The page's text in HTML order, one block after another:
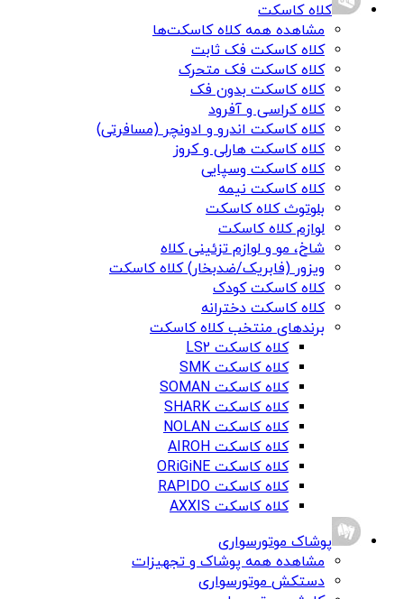
کلاه کاسکت
مشاهده همه کلاه کاسکت‌ها
کلاه کاسکت فک ثابت
کلاه کاسکت فک متحرک
کلاه کاسکت بدون فک
کلاه کراسی و آفرود
کلاه کاسکت اندرو و ادونچر (مسافرتی)
کلاه کاسکت هارلی و کروز
کلاه کاسکت وسپایی
کلاه کاسکت نیمه
بلوتوث کلاه کاسکت
لوازم کلاه کاسکت
شاخ، مو و لوازم تزئینی کلاه
ویزور (فابریک/ضدبخار) کلاه کاسکت
کلاه کاسکت کودک
کلاه کاسکت دخترانه
برندهای منتخب کلاه کاسکت
کلاه کاسکت LS2
کلاه کاسکت SMK
کلاه کاسکت SOMAN
کلاه کاسکت SHARK
کلاه کاسکت NOLAN
کلاه کاسکت AIROH
کلاه کاسکت ORiGiNE
کلاه کاسکت RAPIDO
کلاه کاسکت AXXIS
پوشاک موتورسواری
مشاهده همه پوشاک و تجهیزات
دستکش موتورسواری